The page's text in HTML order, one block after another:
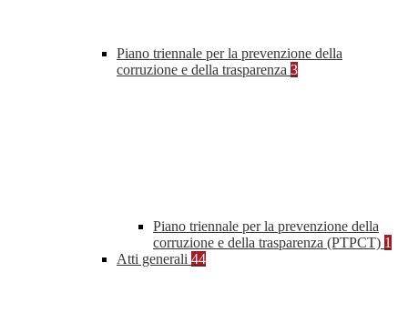
Piano triennale per la prevenzione della
corruzione e della trasparenza 3
Piano triennale per la prevenzione della
corruzione e della trasparenza (PTPCT) 1
Atti generali 44